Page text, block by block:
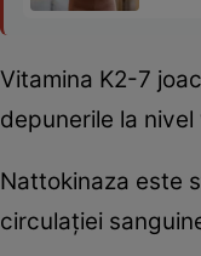
Vitamina K2-7
depunerile la
Nattokinaza este
circulației